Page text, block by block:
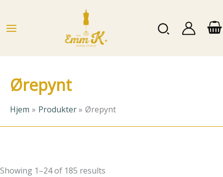
Søk
Ørepynt
Hjem Produkter Ørepynt
Showing 1–24 of 185 results